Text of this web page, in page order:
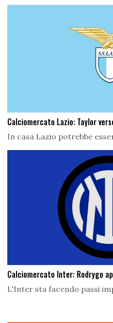
Calciomercato Lazio: Taylor
In casa Lazio potrebbe
Calciomercato Inter: Rodrygo
L'Inter sta facendo passi